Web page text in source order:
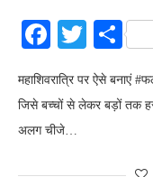
Facebook
Twitter
महाशिवरात्रि पर ऐसे बनाएं
जिसे बच्चों से लेकर बड़ों तक
अलग चीजे…